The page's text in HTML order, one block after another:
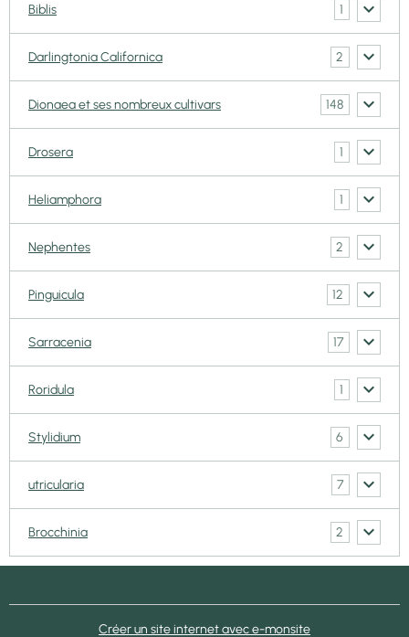
Biblis 1
Darlingtonia Californica 2
Dionaea et ses nombreux cultivars 148
Drosera 1
Heliamphora 1
Nephentes 2
Pinguicula 12
Sarracenia 17
Roridula 1
Stylidium 6
utricularia 7
Brocchinia 2
Créer un site internet avec e-monsite